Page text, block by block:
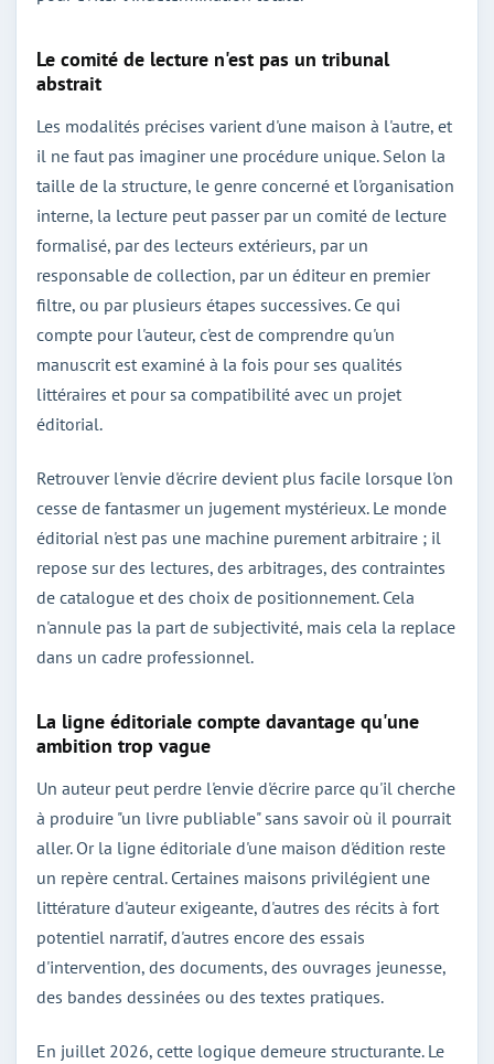
Le comité de lecture n'est pas un tribunal
abstrait
Les modalités précises varient d'une maison à l'autre, et
il ne faut pas imaginer une procédure unique. Selon la
taille de la structure, le genre concerné et l'organisation
interne, la lecture peut passer par un comité de lecture
formalisé, par des lecteurs extérieurs, par un
responsable de collection, par un éditeur en premier
filtre, ou par plusieurs étapes successives. Ce qui
compte pour l'auteur, c'est de comprendre qu'un
manuscrit est examiné à la fois pour ses qualités
littéraires et pour sa compatibilité avec un projet
éditorial.
Retrouver l'envie d'écrire devient plus facile lorsque l'on
cesse de fantasmer un jugement mystérieux. Le monde
éditorial n'est pas une machine purement arbitraire ; il
repose sur des lectures, des arbitrages, des contraintes
de catalogue et des choix de positionnement. Cela
n'annule pas la part de subjectivité, mais cela la replace
dans un cadre professionnel.
La ligne éditoriale compte davantage qu'une
ambition trop vague
Un auteur peut perdre l'envie d'écrire parce qu'il cherche
à produire "un livre publiable" sans savoir où il pourrait
aller. Or la ligne éditoriale d'une maison d'édition reste
un repère central. Certaines maisons privilégient une
littérature d'auteur exigeante, d'autres des récits à fort
potentiel narratif, d'autres encore des essais
d'intervention, des documents, des ouvrages jeunesse,
des bandes dessinées ou des textes pratiques.
En juillet 2026, cette logique demeure structurante. Le